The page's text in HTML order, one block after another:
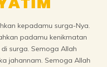
kepadamu surga-Nya.
padamu kenikmatan
surga. Semoga Allah
jahannam. Semoga Allah